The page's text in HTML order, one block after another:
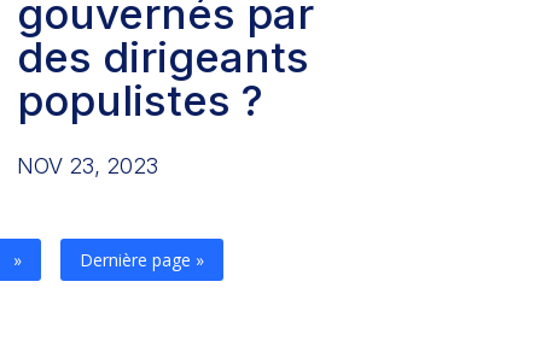
gouvernés par
des dirigeants
populistes ?
NOV 23, 2023
» Dernière page »